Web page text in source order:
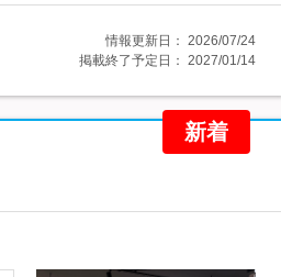
情報更新日： 2026/07/24
掲載終了予定日： 2027/01/14
新着